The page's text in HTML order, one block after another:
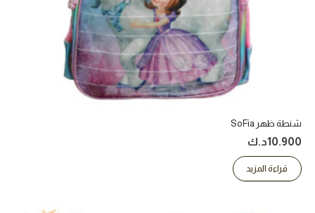
شنطة ظهر SoFia
10.900د.ك
قراءة المزيد